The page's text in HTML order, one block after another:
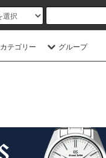
カテゴリー グループ